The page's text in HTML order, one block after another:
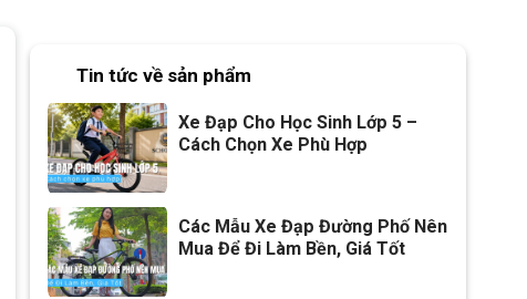
Tin tức về sản phẩm
Xe Đạp Cho Học Sinh Lớp 5 –
Cách Chọn Xe Phù Hợp
Các Mẫu Xe Đạp Đường Phố Nên
Mua Để Đi Làm Bền, Giá Tốt